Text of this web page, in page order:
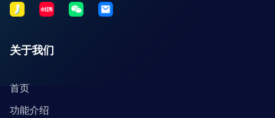
关于我们
首页
功能介绍